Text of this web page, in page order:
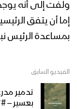
ولفت إلى أنه
إما أن يتفق
بمساعدة الرئيس
الفيديو السابق
تدمير
بعسير –